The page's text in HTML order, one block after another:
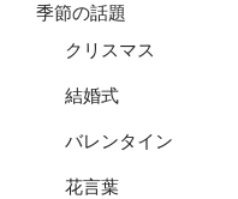
季節の話題
クリスマス
結婚式
バレンタイン
花言葉